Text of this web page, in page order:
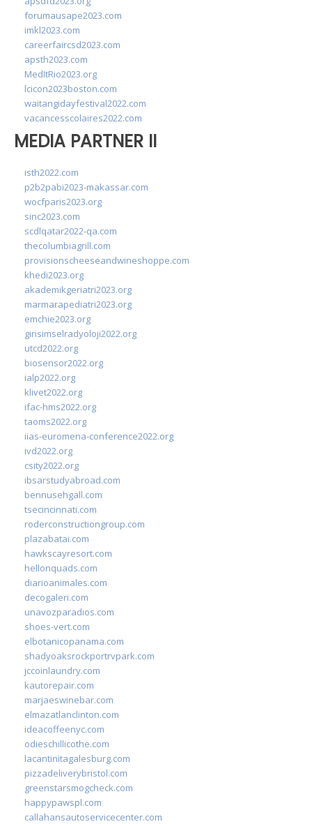
forumausape2023.com
imkl2023.com
careerfaircsd2023.com
apsth2023.com
MedItRio2023.org
lcicon2023boston.com
waitangidayfestival2022.com
vacancesscolaires2022.com
MEDIA PARTNER II
isth2022.com
p2b2pabi2023-makassar.com
wocfparis2023.org
sinc2023.com
scdlqatar2022-qa.com
thecolumbiagrill.com
provisionscheeseandwineshoppe.com
khedi2023.org
akademikgeriatri2023.org
marmarapediatri2023.org
emchie2023.org
girisimselradyoloji2022.org
utcd2022.org
biosensor2022.org
ialp2022.org
klivet2022.org
ifac-hms2022.org
taoms2022.org
iias-euromena-conference2022.org
ivd2022.org
csity2022.org
ibsarstudyabroad.com
bennusehgall.com
tsecincinnati.com
roderconstructiongroup.com
plazabatai.com
hawkscayresort.com
hellonquads.com
diarioanimales.com
decogaleri.com
unavozparadios.com
shoes-vert.com
elbotanicopanama.com
shadyoaksrockportrvpark.com
jccoinlaundry.com
kautorepair.com
marjaeswinebar.com
elmazatlanclinton.com
ideacoffeenyc.com
odieschillicothe.com
lacantinitagalesburg.com
pizzadeliverybristol.com
greenstarsmogcheck.com
happypawspl.com
callahansautoservicecenter.com